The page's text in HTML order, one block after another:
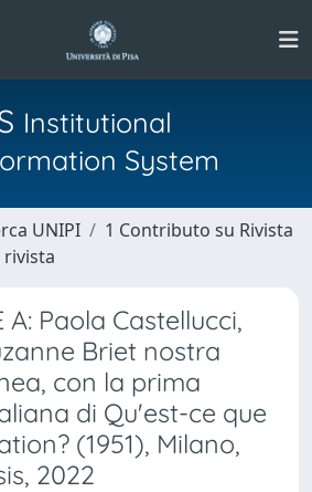
Institutional
System
UNIPI
1 Contributo su Rivista
rivista
A: Paola Castellucci,
Briet nostra
con la prima
di Qu'est-ce que
(1951), Milano,
2022